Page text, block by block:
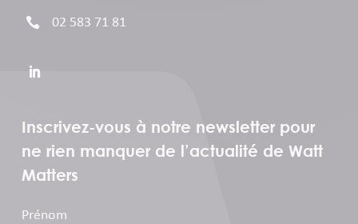
 02 583 71 81
Inscrivez-vous à notre newsletter pour
ne rien manquer de l’actualité de Watt
Matters
Prénom